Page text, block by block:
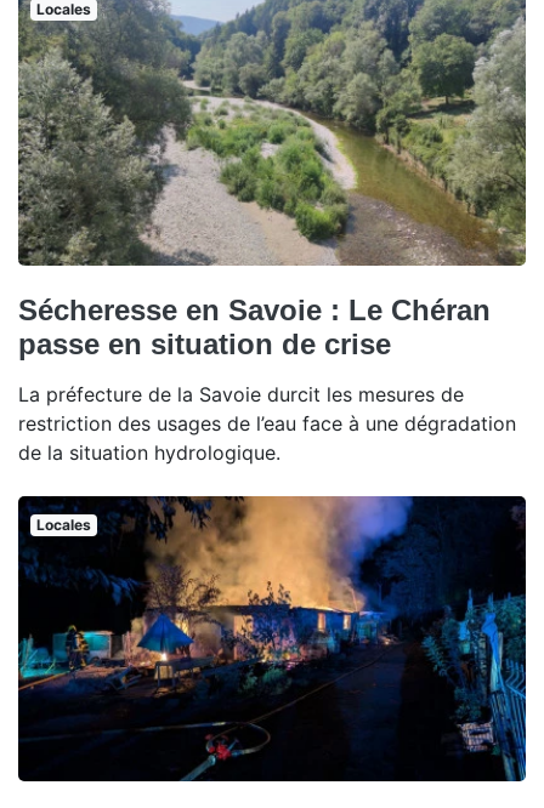
Locales
Sécheresse en Savoie : Le Chéran
passe en situation de crise
La préfecture de la Savoie durcit les mesures de
restriction des usages de l’eau face à une dégradation
de la situation hydrologique.
Locales